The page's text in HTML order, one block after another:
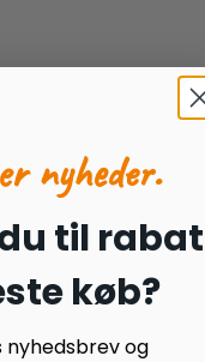
nyheder.
til rabat
køb?
nyhedsbrev og